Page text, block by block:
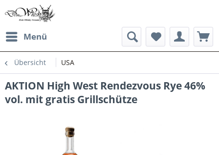
Menü
Übersicht USA
AKTION High West Rendezvous Rye 46%
vol. mit gratis Grillschütze